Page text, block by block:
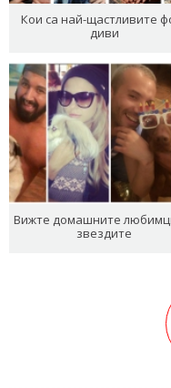
Кои са най-щастливите
диви
Вижте домашните
звездите